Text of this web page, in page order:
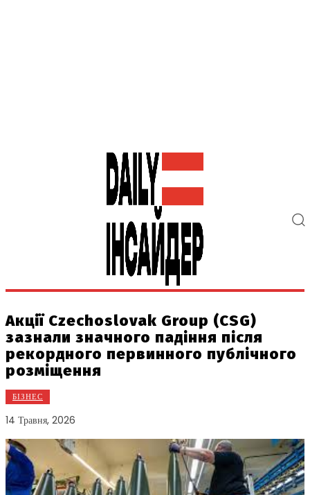
Акції Czechoslovak Group (CSG)
зазнали значного падіння після
рекордного первинного публічного
розміщення
БІЗНЕС
14 Травня, 2026